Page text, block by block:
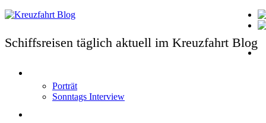
Schiffsreisen täglich aktuell im Kreuzfahrt Blog
Porträt
Sonntags Interview